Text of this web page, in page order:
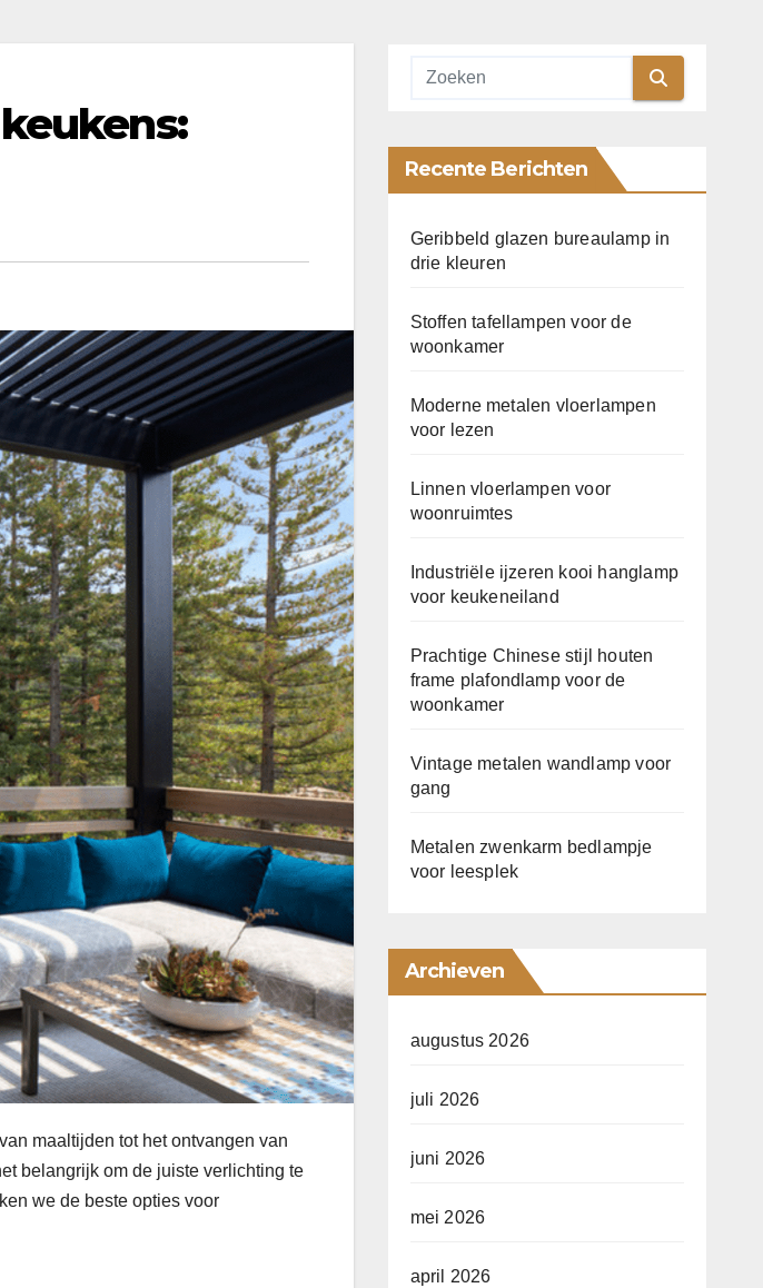
maaltijden tot het ontvangen van
belangrijk om de juiste verlichting te
we de beste opties voor
Recente Berichten
Geribbeld glazen bureaulamp in
drie kleuren
Stoffen tafellampen voor de
woonkamer
Moderne metalen vloerlampen
voor lezen
Linnen vloerlampen voor
woonruimtes
Industriële ijzeren kooi hanglamp
voor keukeneiland
Prachtige Chinese stijl houten
frame plafondlamp voor de
woonkamer
Vintage metalen wandlamp voor
gang
Metalen zwenkarm bedlampje
voor leesplek
Archieven
augustus 2026
juli 2026
juni 2026
mei 2026
april 2026